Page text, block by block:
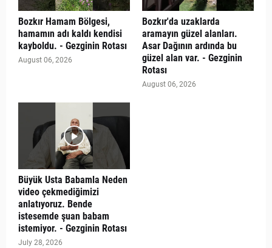
Bozkır Hamam Bölgesi,
hamamın adı kaldı kendisi
kayboldu. - Gezginin Rotası
August 06, 2026
Bozkır'da uzaklarda
aramayın güzel alanları.
Asar Dağının ardında bu
güzel alan var. - Gezginin
Rotası
August 06, 2026
Büyük Usta Babamla Neden
video çekmediğimizi
anlatıyoruz. Bende
istesemde şuan babam
istemiyor. - Gezginin Rotası
July 28, 2026